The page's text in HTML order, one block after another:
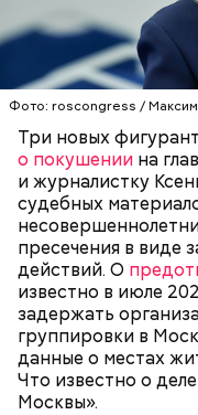
Фото: roscongress / Максим
Три новых
о покушении на
и журналистку
судебных
пресечения в виде
действий. О
известно в июле
задержать
группировки в
данные о местах
Что известно о
Москвы».
О том, что ФСБ
неонацистского
«Параграф-88»,
сообщили в
в этом преступном
пытались
перспективе
ФСБ МАРГАРИТА
КСЕНИЯ СОБЧАК